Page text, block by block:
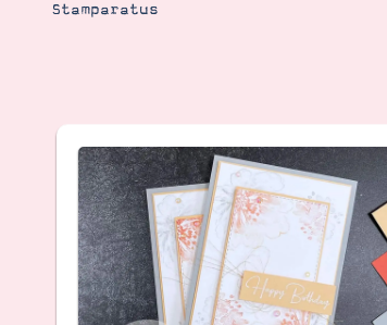
Katalog
Bestellen
Kontakt
Stamparatus